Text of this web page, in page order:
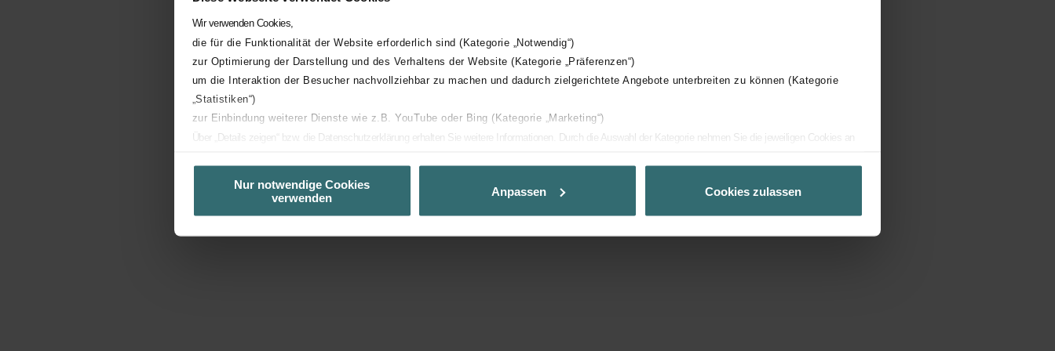
Wir verwenden Cookies,
die für die Funktionalität der Website erforderlich sind (Kategorie „Notwendig“)
zur Optimierung der Darstellung und des Verhaltens der Website (Kategorie „Präferenzen“)
um die Interaktion der Besucher nachvollziehbar zu machen und dadurch zielgerichtete Angebote unterbreiten zu können (Kategorie
„Statistiken“)
zur Einbindung weiterer Dienste wie z.B. YouTube oder Bing (Kategorie „Marketing“)
Über „Details zeigen“ bzw. die Datenschutzerklärung erhalten Sie weitere Informationen. Durch die Auswahl der Kategorie nehmen Sie die jeweiligen Cookies an
Nutzererfahrung zu ermöglichen und Ihnen maßgeschneiderte Informationen basierend auf Ihren Interessen zur Verfügung zu stellen. Alle Einwilligungen können
Sie selbstverständlich über einen Link in der Datenschutzerklärung widerrufen.
Zehnder Service Cloud: Privacy Policy
Nur notwendige Cookies
verwenden
Anpassen Cookies zulassen